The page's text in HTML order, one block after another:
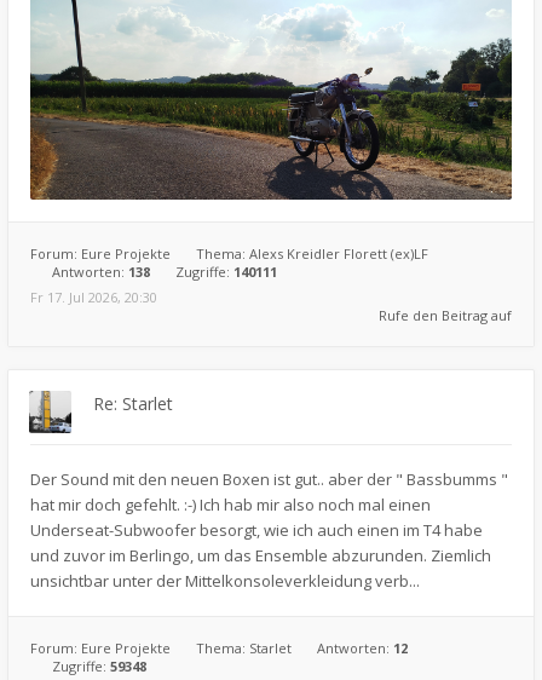
Forum: Eure Projekte Thema: Alexs Kreidler Florett (ex)LF
Antworten: 138 Zugriffe: 140111
Fr 17. Jul 2026, 20:30
Rufe den Beitrag auf
Re: Starlet
Der Sound mit den neuen Boxen ist gut.. aber der " Bassbumms "
hat mir doch gefehlt. :-) Ich hab mir also noch mal einen
Underseat-Subwoofer besorgt, wie ich auch einen im T4 habe
und zuvor im Berlingo, um das Ensemble abzurunden. Ziemlich
unsichtbar unter der Mittelkonsoleverkleidung verb...
Forum: Eure Projekte Thema: Starlet Antworten: 12
Zugriffe: 59348